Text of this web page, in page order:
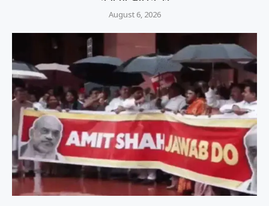
August 6, 2026